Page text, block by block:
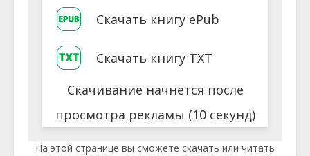
Скачать книгу ePub
Скачать книгу TXT
Скачивание начнется после
просмотра рекламы (10 секунд)
На этой странице вы сможете скачать или читать